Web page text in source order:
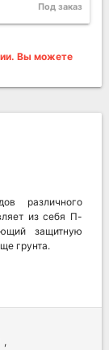
Под заказ
Вы можете
различного
из себя П-
защитную
грунта.
,